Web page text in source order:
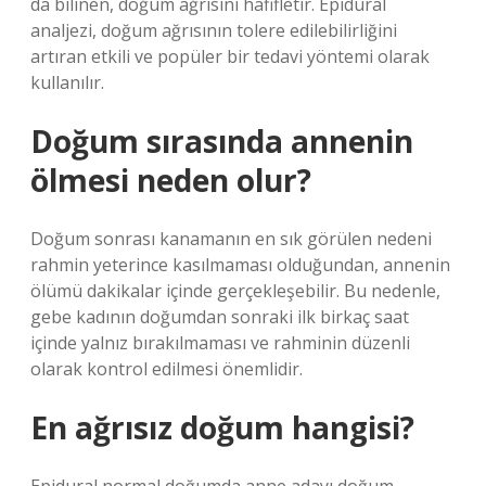
analjezi, doğum ağrısının tolere edilebilirliğini
artıran etkili ve popüler bir tedavi yöntemi olarak
kullanılır.
Doğum sırasında annenin
ölmesi neden olur?
Doğum sonrası kanamanın en sık görülen nedeni
rahmin yeterince kasılmaması olduğundan, annenin
ölümü dakikalar içinde gerçekleşebilir. Bu nedenle,
gebe kadının doğumdan sonraki ilk birkaç saat
içinde yalnız bırakılmaması ve rahminin düzenli
olarak kontrol edilmesi önemlidir.
En ağrısız doğum hangisi?